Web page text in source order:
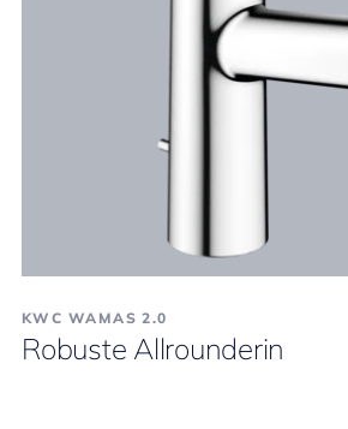
KWC WAMAS 2.0
Robuste Allrounderin